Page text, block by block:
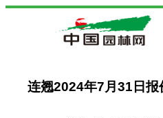
连翘2024年7月31日